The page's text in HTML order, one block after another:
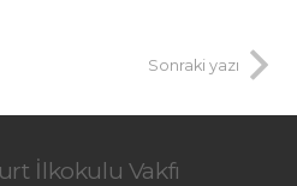
Sonraki yazı
İlkokulu Vakfı